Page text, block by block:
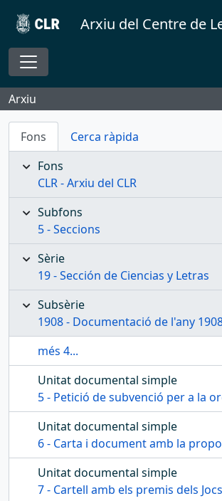
Skip to main content
Arxiu del Centre de
Toggle navigation
Arxiu
Fons
Cerca ràpida
Fons
CLR - Arxiu del CLR
Subfons
5 - Seccions
Sèrie
19 - Sección de Ciencias y Letras
Subsèrie
1908 - Documentació de l'any
més 4...
Unitat documental simple
5 - Petició de subvenció per a la organització
Unitat documental simple
6 - Carta i document amb la proposta per tornar a publicar la
Unitat documental simple
7 - Cartell amb els premis dels